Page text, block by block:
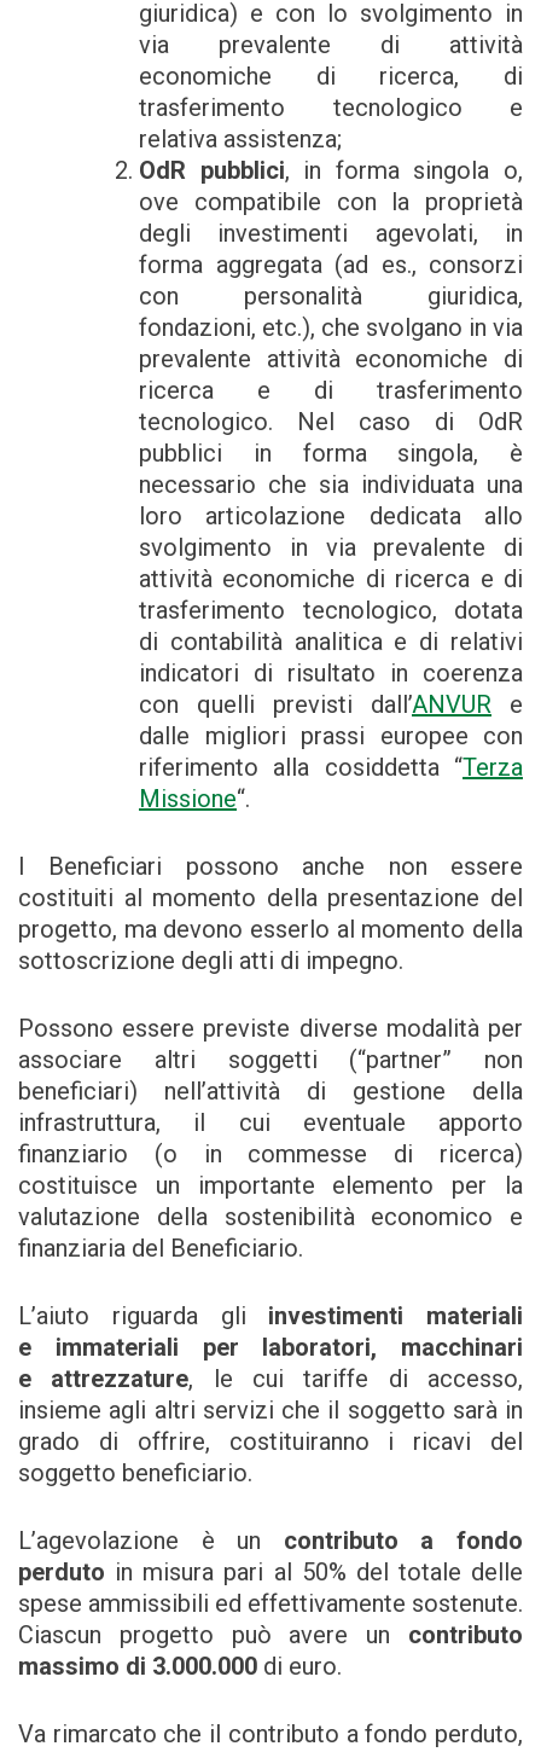
giuridica) e con lo svolgimento in
via prevalente di attività
economiche di ricerca, di
trasferimento tecnologico e
relativa assistenza;
OdR pubblici, in forma singola o,
ove compatibile con la proprietà
degli investimenti agevolati, in
forma aggregata (ad es., consorzi
con personalità giuridica,
fondazioni, etc.), che svolgano in via
prevalente attività economiche di
ricerca e di trasferimento
tecnologico. Nel caso di OdR
pubblici in forma singola, è
necessario che sia individuata una
loro articolazione dedicata allo
svolgimento in via prevalente di
attività economiche di ricerca e di
trasferimento tecnologico, dotata
di contabilità analitica e di relativi
indicatori di risultato in coerenza
con quelli previsti dall’ANVUR e
dalle migliori prassi europee con
riferimento alla cosiddetta “Terza
Missione“.
I Beneficiari possono anche non essere
costituiti al momento della presentazione del
progetto, ma devono esserlo al momento della
sottoscrizione degli atti di impegno.
Possono essere previste diverse modalità per
associare altri soggetti (“partner” non
beneficiari) nell’attività di gestione della
infrastruttura, il cui eventuale apporto
finanziario (o in commesse di ricerca)
costituisce un importante elemento per la
valutazione della sostenibilità economico e
finanziaria del Beneficiario.
L’aiuto riguarda gli investimenti materiali
e immateriali per laboratori, macchinari
e attrezzature, le cui tariffe di accesso,
insieme agli altri servizi che il soggetto sarà in
grado di offrire, costituiranno i ricavi del
soggetto beneficiario.
L’agevolazione è un contributo a fondo
perduto in misura pari al 50% del totale delle
spese ammissibili ed effettivamente sostenute.
Ciascun progetto può avere un contributo
massimo di 3.000.000 di euro.
Va rimarcato che il contributo a fondo perduto,